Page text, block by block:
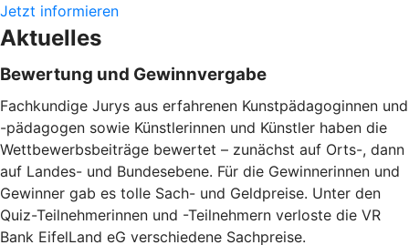
Jetzt informieren
Aktuelles
Bewertung und Gewinnvergabe
Fachkundige Jurys aus erfahrenen Kunstpädagoginnen und
-pädagogen sowie Künstlerinnen und Künstler haben die
Wettbewerbsbeiträge bewertet – zunächst auf Orts-, dann
auf Landes- und Bundesebene. Für die Gewinnerinnen und
Gewinner gab es tolle Sach- und Geldpreise. Unter den
Quiz-Teilnehmerinnen und -Teilnehmern verloste die VR
Bank EifelLand eG verschiedene Sachpreise.